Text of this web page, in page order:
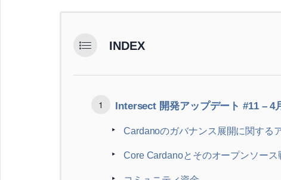
INDEX
Intersect 開発アップデート #11 – 4
Cardanoのガバナンス展開に関する
Core Cardanoとそのオープンソース